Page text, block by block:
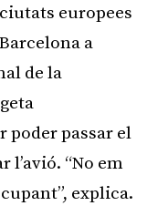
europees
a
de la
poder passar el
l’avió. “No em
explica.